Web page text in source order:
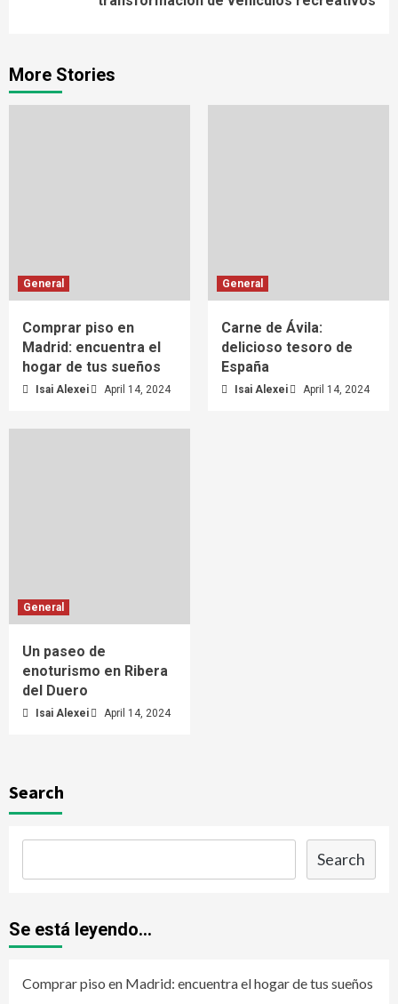
More Stories
General
Comprar piso en
Madrid: encuentra el
hogar de tus sueños
Isai Alexei April 14, 2024
General
Carne de Ávila:
delicioso tesoro de
España
Isai Alexei April 14, 2024
General
Un paseo de
enoturismo en Ribera
del Duero
Isai Alexei April 14, 2024
Search
Search
Se está leyendo...
Comprar piso en Madrid: encuentra el hogar de tus sueños